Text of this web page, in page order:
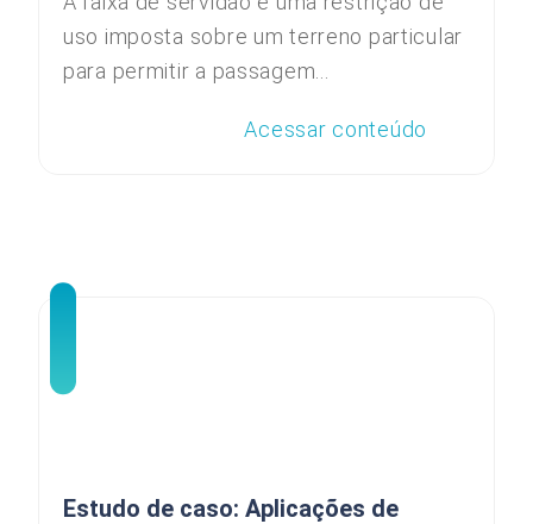
uso imposta sobre um terreno particular
para permitir a passagem...
Acessar conteúdo
Estudo de caso: Aplicações de